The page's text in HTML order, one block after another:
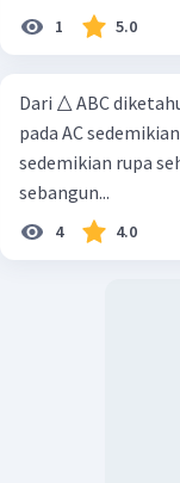
1 5.0
Dari △ ABC
pada AC
sedemikian rupa
sebangun...
4 4.0